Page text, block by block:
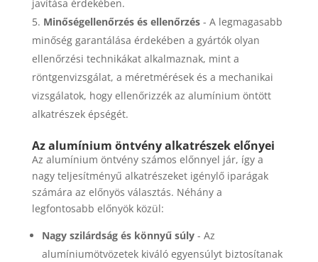
javítása érdekében.
Minőségellenőrzés és ellenőrzés- A legmagasabb
minőség garantálása érdekében a gyártók olyan
ellenőrzési technikákat alkalmaznak, mint a
röntgenvizsgálat, a méretmérések és a mechanikai
vizsgálatok, hogy ellenőrizzék az alumínium öntött
alkatrészek épségét.
Az alumínium öntvény alkatrészek előnyei
Az alumínium öntvény számos előnnyel jár, így a
nagy teljesítményű alkatrészeket igénylő iparágak
számára az előnyös választás. Néhány a
legfontosabb előnyök közül:
Nagy szilárdság és könnyű súly- Az
alumíniumötvözetek kiváló egyensúlyt biztosítanak